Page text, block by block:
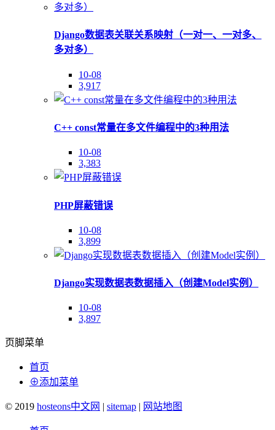
Django数据表关联关系映射（一对一、一对多、
多对多）
10-08
3,917
C++ const常量在多文件编程中的3种用法
10-08
3,383
PHP屏蔽错误
10-08
3,899
Django实现数据表数据插入（创建Model实例）
10-08
3,897
页脚菜单
首页
⊕添加菜单
© 2019 hosteons中文网 | sitemap | 网站地图